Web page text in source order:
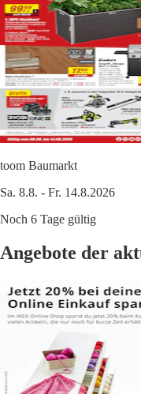
toom Baumarkt
Sa. 8.8. - Fr. 14.8.2026
Noch 6 Tage gültig
Angebote der